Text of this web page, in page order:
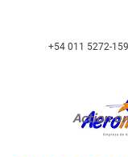
+54 011 5272-
Action